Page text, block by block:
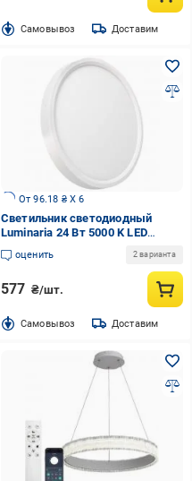
Cамовывоз Доставим
От 96.18 ₴ X 6
Светильник светодиодный
Luminaria 24 Вт 5000 K LED
накладной IP20 GLR-24W 5000K
WHITE
оценить 2 варианта
577 ₴/шт.
Cамовывоз Доставим